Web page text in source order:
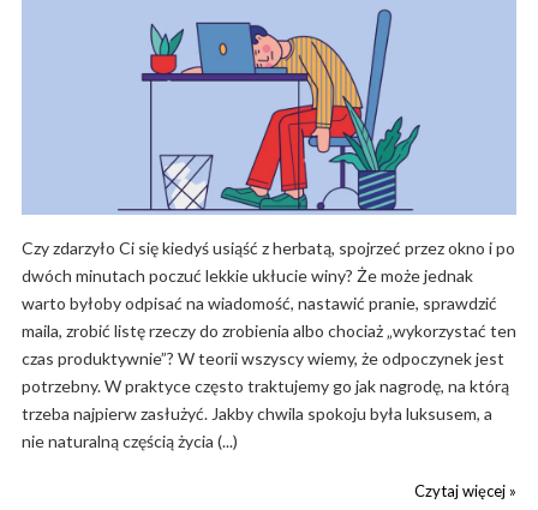
Czy zdarzyło Ci się kiedyś usiąść z herbatą, spojrzeć przez okno i po
dwóch minutach poczuć lekkie ukłucie winy? Że może jednak
warto byłoby odpisać na wiadomość, nastawić pranie, sprawdzić
maila, zrobić listę rzeczy do zrobienia albo chociaż „wykorzystać ten
czas produktywnie”? W teorii wszyscy wiemy, że odpoczynek jest
potrzebny. W praktyce często traktujemy go jak nagrodę, na którą
trzeba najpierw zasłużyć. Jakby chwila spokoju była luksusem, a
nie naturalną częścią życia (...)
Czytaj więcej »